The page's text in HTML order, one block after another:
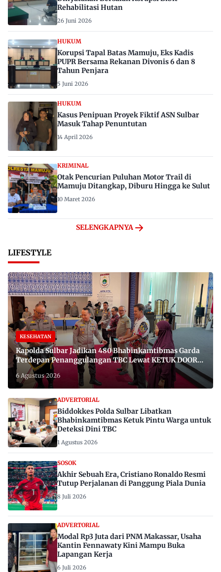
Rehabilitasi Hutan
26 Juni 2026
HUKUM
Korupsi Tapal Batas Mamuju, Eks Kadis
PUPR Bersama Rekanan Divonis 6 dan 8
Tahun Penjara
5 Juni 2026
HUKUM
Kasus Penipuan Proyek Fiktif ASN Sulbar
Masuk Tahap Penuntutan
14 April 2026
KRIMINAL
Otak Pencurian Puluhan Motor Trail di
Mamuju Ditangkap, Diburu Hingga ke Sulut
10 Maret 2026
SELENGKAPNYA
LIFESTYLE
KESEHATAN
Kapolda Sulbar Jadikan 480 Bhabinkamtibmas Garda
Terdepan Penanggulangan TBC Lewat KETUK DOORS
di 650 Desa
6 Agustus 2026
ADVERTORIAL
Biddokkes Polda Sulbar Libatkan
Bhabinkamtibmas Ketuk Pintu Warga untuk
Deteksi Dini TBC
1 Agustus 2026
SOSOK
Akhir Sebuah Era, Cristiano Ronaldo Resmi
Tutup Perjalanan di Panggung Piala Dunia
8 Juli 2026
ADVERTORIAL
Modal Rp3 Juta dari PNM Makassar, Usaha
Kantin Fennawaty Kini Mampu Buka
Lapangan Kerja
6 Juli 2026